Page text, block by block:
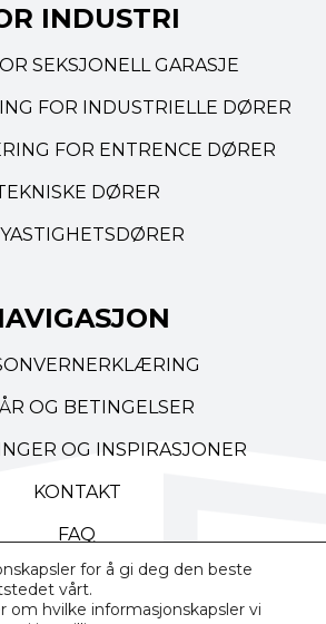
INDUSTRI
SEKSJONELL GARASJE
FOR INDUSTRIELLE DØRER
FOR ENTRENCE DØRER
DØRER
OG BETINGELSER
OG INSPIRASJONER
KONTAKT
FAQ
for å gi deg den beste
vårt.
om hvilke informasjonskapsler vi